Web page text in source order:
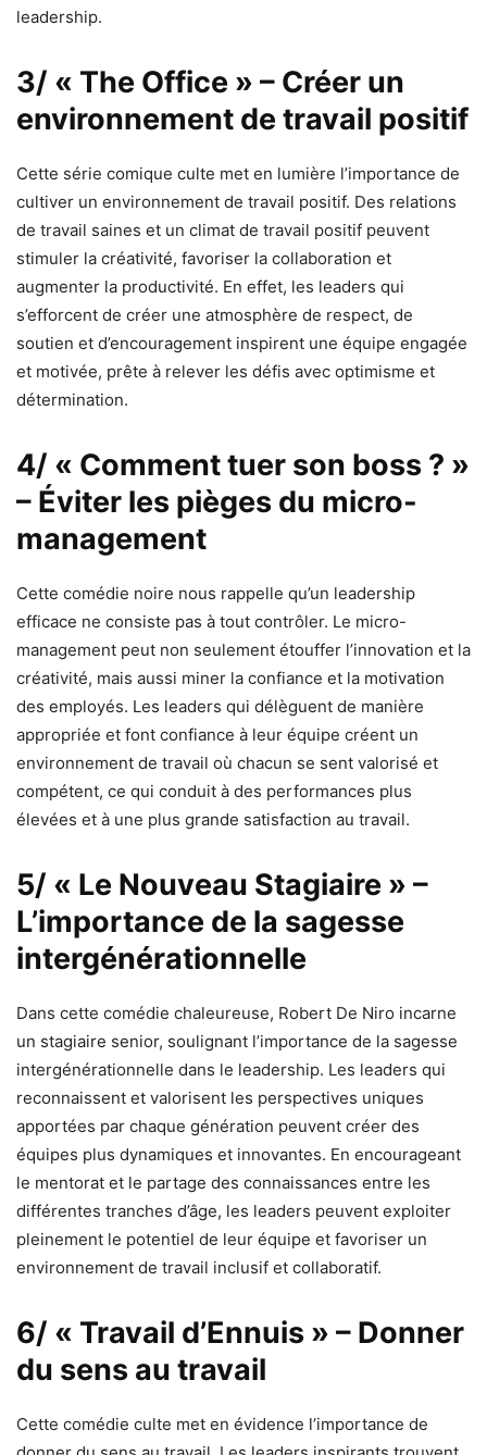
leadership.
3/ « The Office » – Créer un
environnement de travail positif
Cette série comique culte met en lumière l’importance de
cultiver un environnement de travail positif. Des relations
de travail saines et un climat de travail positif peuvent
stimuler la créativité, favoriser la collaboration et
augmenter la productivité. En effet, les leaders qui
s’efforcent de créer une atmosphère de respect, de
soutien et d’encouragement inspirent une équipe engagée
et motivée, prête à relever les défis avec optimisme et
détermination.
4/ « Comment tuer son boss ? »
– Éviter les pièges du micro-
management
Cette comédie noire nous rappelle qu’un leadership
efficace ne consiste pas à tout contrôler. Le micro-
management peut non seulement étouffer l’innovation et la
créativité, mais aussi miner la confiance et la motivation
des employés. Les leaders qui délèguent de manière
appropriée et font confiance à leur équipe créent un
environnement de travail où chacun se sent valorisé et
compétent, ce qui conduit à des performances plus
élevées et à une plus grande satisfaction au travail.
5/ « Le Nouveau Stagiaire » –
L’importance de la sagesse
intergénérationnelle
Dans cette comédie chaleureuse, Robert De Niro incarne
un stagiaire senior, soulignant l’importance de la sagesse
intergénérationnelle dans le leadership. Les leaders qui
reconnaissent et valorisent les perspectives uniques
apportées par chaque génération peuvent créer des
équipes plus dynamiques et innovantes. En encourageant
le mentorat et le partage des connaissances entre les
différentes tranches d’âge, les leaders peuvent exploiter
pleinement le potentiel de leur équipe et favoriser un
environnement de travail inclusif et collaboratif.
6/ « Travail d’Ennuis » – Donner
du sens au travail
Cette comédie culte met en évidence l’importance de